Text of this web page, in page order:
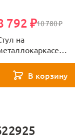
10 780 ₽
792 ₽
на
Бэнбу marseille 2 данс
/ черный 622932
В корзину